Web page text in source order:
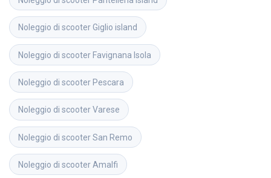
Noleggio di scooterGiglio island
Noleggio di scooter Favignana Isola
Noleggio di scooter Pescara
Noleggio di scooterVarese
Noleggio di scooterSan Remo
Noleggio di scooter Amalfi